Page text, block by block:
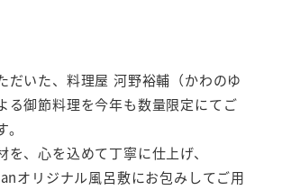
だいた、料理屋 河野裕輔（かわのゆ
る御節料理を今年も数量限定にてご
を、心を込めて丁寧に仕上げ、
オリジナル風呂敷にお包みしてご用